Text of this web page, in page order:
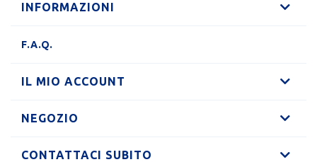
INFORMAZIONI
F.A.Q.
IL MIO ACCOUNT
NEGOZIO
CONTATTACI SUBITO